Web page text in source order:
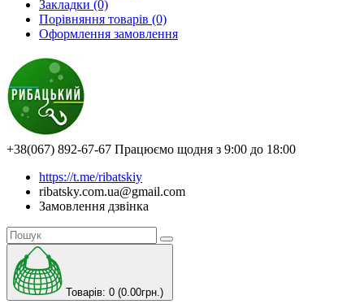
Закладки (0)
Порівняння товарів (0)
Оформлення замовлення
+38(067) 892-67-67 Працюємо щодня з 9:00 до 18:00
https://t.me/ribatskiy
ribatsky.com.ua@gmail.com
Замовлення дзвінка
Товарів: 0 (0.00грн.)